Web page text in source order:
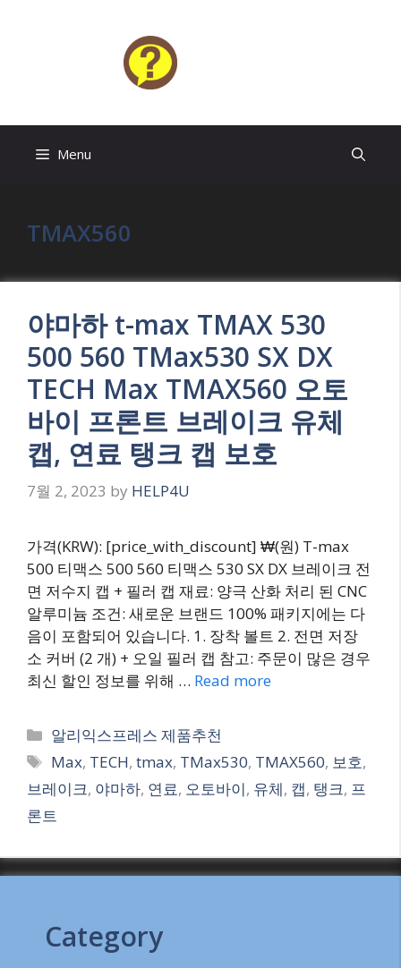
Menu
TMAX560
야마하 t-max TMAX 530
500 560 TMax530 SX DX
TECH Max TMAX560 오토
바이 프론트 브레이크 유체
캡, 연료 탱크 캡 보호
7월 2, 2023 by HELP4U
가격(KRW): [price_with_discount] ₩(원) T-max
500 티맥스 500 560 티맥스 530 SX DX 브레이크 전
면 저수지 캡 + 필러 캡 재료: 양극 산화 처리 된 CNC
알루미늄 조건: 새로운 브랜드 100% 패키지에는 다
음이 포함되어 있습니다. 1. 장착 볼트 2. 전면 저장
소 커버 (2 개) + 오일 필러 캡 참고: 주문이 많은 경우
최신 할인 정보를 위해 … Read more
Categories
알리익스프레스 제품추천
Tags
Max, TECH,tmax, TMax530, TMAX560, 보호,
브레이크, 야마하, 연료, 오토바이, 유체, 캡, 탱크, 프
론트
Category